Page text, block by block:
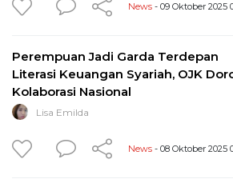
News - 09 Oktober 2025
Perempuan Jadi Garda Terdepan
Literasi Keuangan Syariah, OJK
Kolaborasi Nasional
Lisa Emilda
News - 08 Oktober 2025